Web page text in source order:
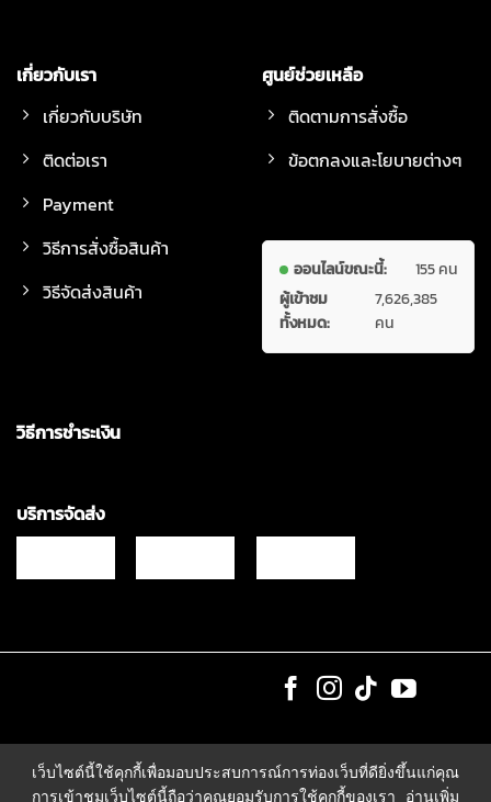
เกี่ยวกับเรา
เกี่ยวกับบริษัท
ติดต่อเรา
Payment
วิธีการสั่งซื้อสินค้า
วิธีจัดส่งสินค้า
ศูนย์ช่วยเหลือ
ติดตามการสั่งซื้อ
ข้อตกลงและโยบายต่างๆ
ออนไลน์ขณะนี้:
155 คน
ผู้เข้าชม
ทั้งหมด:
7,626,385
คน
วิธีการชำระเงิน
บริการจัดส่ง
เว็บไซต์นี้ใช้คุกกี้เพื่อมอบประสบการณ์การท่องเว็บที่ดียิ่งขึ้นแก่คุณ
การเข้าชมเว็บไซต์นี้ถือว่าคุณยอมรับการใช้คุกกี้ของเรา
อ่านเพิ่ม